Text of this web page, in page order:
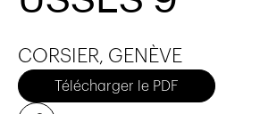
CORSIER, GENÈVE
Télécharger le PDF